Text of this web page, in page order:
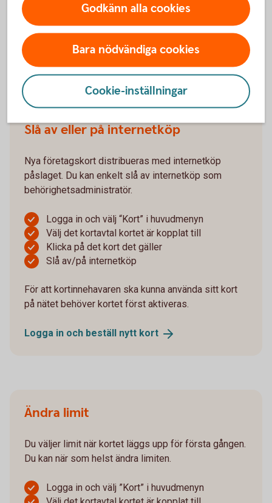
Om du saknar internetbanksavtal eller ska aktivera
ett ersättningskort, gör du det genom en första
transaktion i butik eller i någon av bankomats
Logga in och aktiverabankkort
Slå av eller på internetköp
Nya företagskort distribueras med internetköp
påslaget. Du kan enkelt slå av internetköp som
behörighetsadministratör.
Logga in och välj “Kort” i huvudmenyn
Välj det kortavtal kortet är kopplat till
Klicka på det kort det gäller
Slå av/på internetköp
För att kortinnehavaren ska kunna använda sitt kort
på nätet behöver kortet först aktiveras.
Logga in och beställ nytt kort
Ändra limit
Du väljer limit när kortet läggs upp för första gången.
Du kan när som helst ändra limiten.
Logga in och välj ”Kort” i huvudmenyn
Godkänn alla cookies
Bara nödvändiga cookies
Cookie-inställningar